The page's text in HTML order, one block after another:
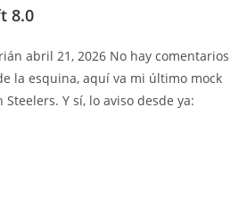
8.0
abril 21, 2026 No hay comentarios
la esquina, aquí va mi último mock
Y sí, lo aviso desde ya: